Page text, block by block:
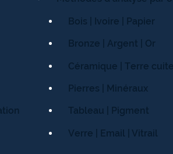
Bois | Ivoire | Papier
Bronze | Argent | Or
Céramique | Terre
Pierres | Minéraux
Tableau | Pigment
Verre | Email | Vitrail